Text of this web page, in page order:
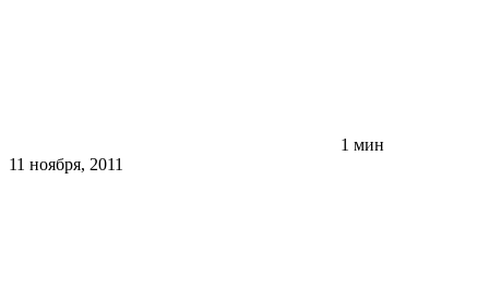
1 мин
11 ноября, 2011